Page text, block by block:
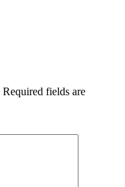
Required fields are